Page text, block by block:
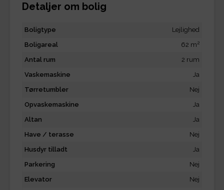
Detaljer om bolig
Boligtype
Lejlighed
Boligareal
62 m2
Antal rum
2 rum
Vaskemaskine
Ja
Tørretumbler
Nej
Opvaskemaskine
Ja
Altan
Ja
Have / terasse
Nej
Husdyr tilladt
Ja
Parkering
Nej
Elevator
Nej